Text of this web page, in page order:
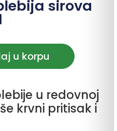
sirova
u korpu
u redovnoj
krvni pritisak i